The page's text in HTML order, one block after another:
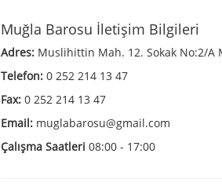
Muğla Barosu İletişim Bilgileri
Adres: Muslihittin Mah. 12. Sokak No:2/A
Telefon: 0 252 214 13 47
Fax: 0 252 214 13 47
Email: muglabarosu@gmail.com
Çalışma Saatleri 08:00 - 17:00